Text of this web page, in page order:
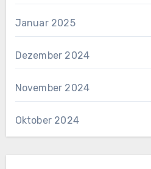
Januar 2025
Dezember 2024
November 2024
Oktober 2024